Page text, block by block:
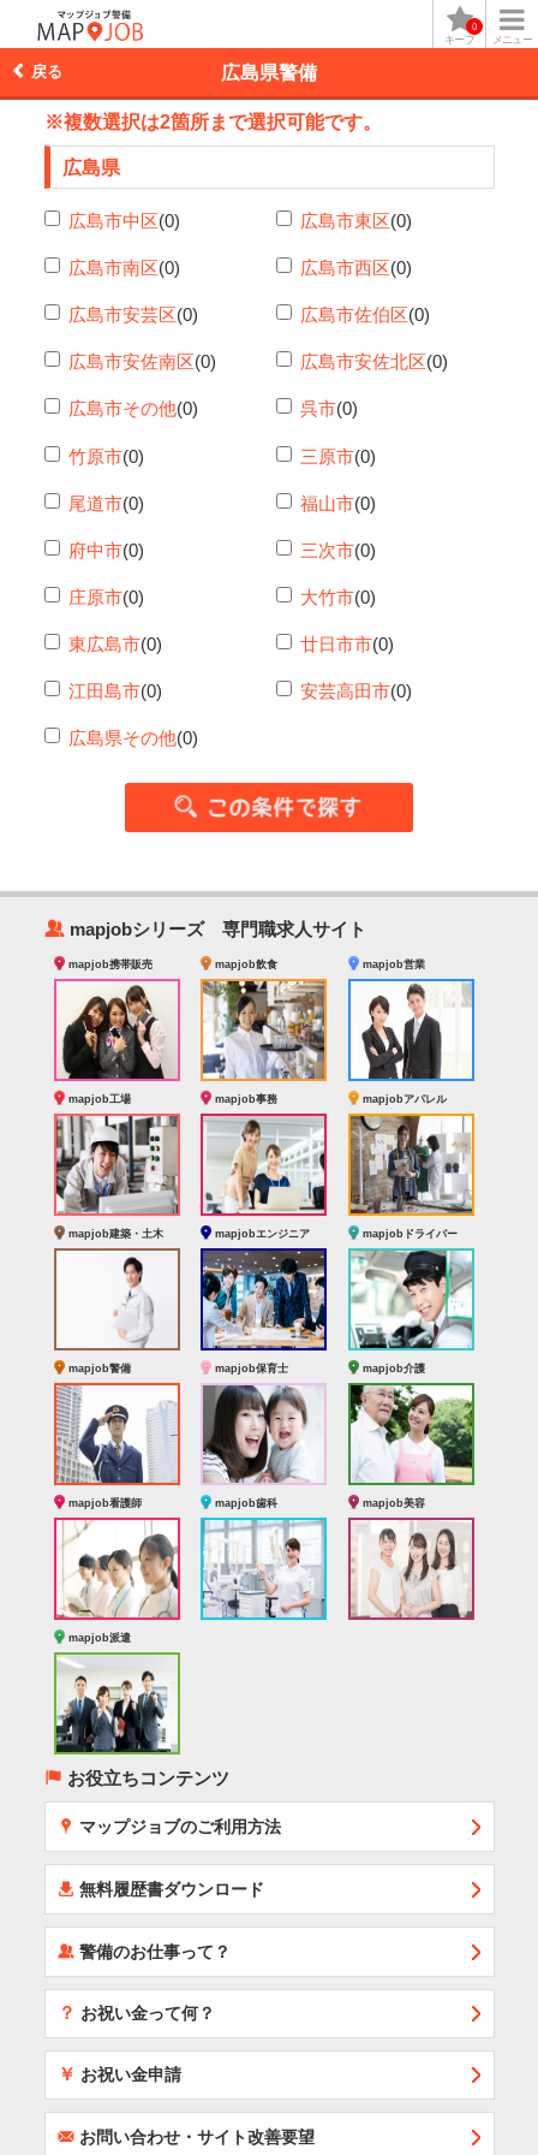
メニュー
キープ
0
広島県警備
戻る
※複数選択は2箇所まで選択可能です。
広島県
広島市中区(0) 広島市東区(0)
広島市南区(0) 広島市西区(0)
広島市安芸区(0) 広島市佐伯区(0)
広島市安佐南区(0) 広島市安佐北区(0)
広島市その他(0) 呉市(0)
竹原市(0) 三原市(0)
尾道市(0) 福山市(0)
府中市(0) 三次市(0)
庄原市(0) 大竹市(0)
東広島市(0) 廿日市市(0)
江田島市(0) 安芸高田市(0)
広島県その他(0)
‰ mapjobシリーズ 専門職求人サイト
mapjob携帯販売 mapjob飲食 mapjob営業
mapjob工場 mapjob事務 mapjobアパレル
mapjob建築・土木 mapjobエンジニア mapjobドライバー
mapjob警備 mapjob保育士 mapjob介護
mapjob看護師 mapjob歯科 mapjob美容
mapjob派遣
( お役立ちコンテンツ
x マップジョブのご利用方法
í 無料履歴書ダウンロード
‰警備のお仕事って？
？ お祝い金って何？
￥ お祝い金申請
Fお問い合わせ・サイト改善要望